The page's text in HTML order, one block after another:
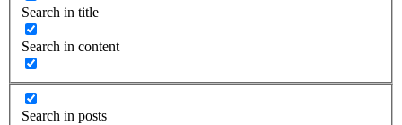
Search in title
Search in content
Search in posts